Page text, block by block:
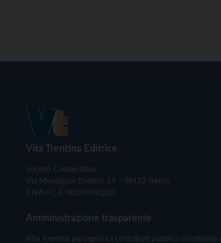
Vita Trentina Editrice
Società Cooperativa
Via Monsignor Endrici, 14 – 38122 Trento
P.IVA e C.F. 00199960220
Amministrazione trasparente
Vita Trentina percepisce i contributi pubblici all'editoria